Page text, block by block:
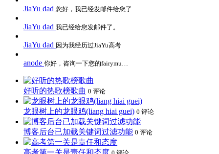
JiaYu dad 您好，我已经发邮件给您了
JiaYu dad 我已经给您发邮件了。
JiaYu dad 因为我经历过JiaYu高考
anode 你好，咨询一下您的fairymu…
好听的热歌榜歌曲 0 评论
龙眼树上的龙眼鸡(liang hiai guei) 0 评论
博客后台已加载关键词过滤功能 0 评论
高考第一关是责任和态度